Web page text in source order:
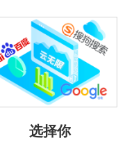
选择你